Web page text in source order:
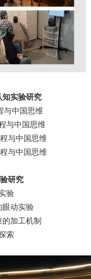
知实验研究
与中国思维
与中国思维
与中国思维
与中国思维
研究
验
眼动实验
加工机制
索